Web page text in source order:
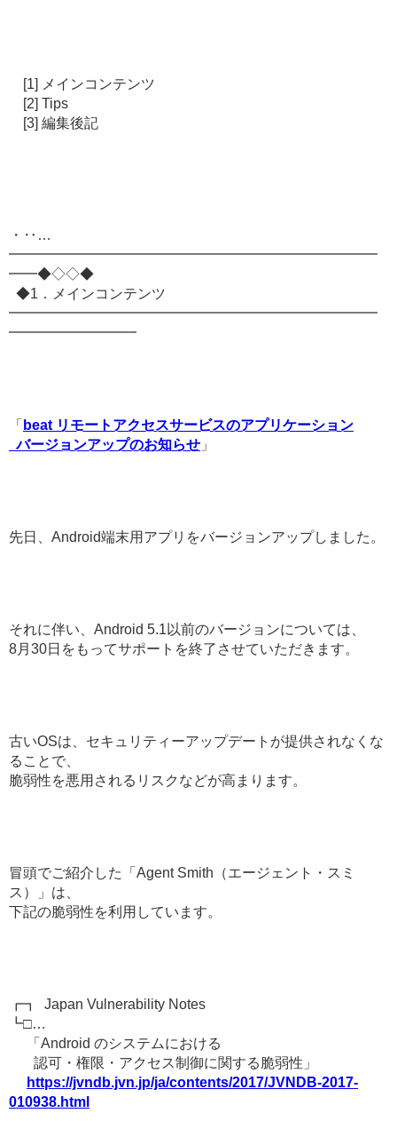
[1] メインコンテンツ
[2] Tips
[3] 編集後記
・‥…
━━━━━━━━━━━━━━━━━━━━━━━━━━
━━◆◇◇◆
◆1．メインコンテンツ
━━━━━━━━━━━━━━━━━━━━━━━━━━
━━━━━━━━━
「 beat リモートアクセスサービスのアプリケーション
バージョンアップのお知らせ 」
先日、Android端末用アプリをバージョンアップしました。
それに伴い、Android 5.1以前のバージョンについては、
8月30日をもってサポートを終了させていただきます。
古いOSは、セキュリティーアップデートが提供されなくな
ることで、
脆弱性を悪用されるリスクなどが高まります。
冒頭でご紹介した「Agent Smith（エージェント・スミ
ス）」は、
下記の脆弱性を利用しています。
┏┓ Japan Vulnerability Notes
┗□…
「Android のシステムにおける
認可・権限・アクセス制御に関する脆弱性」
https://jvndb.jvn.jp/ja/contents/2017/JVNDB-2017-
010938.html